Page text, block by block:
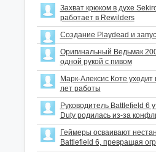
Захват крюком в духе
работает в Rewilders
Создание Playdead и
Оригинальный Ведьмак
одной рукой с пивом
Марк-Алексис Коте
лет работы
Руководитель Battlefield 6
Duty родилась из-за
Геймеры осваивают
Battlefield 6, превращая